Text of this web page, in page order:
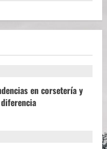
en corsetería y